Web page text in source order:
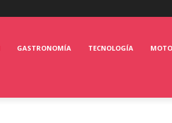
GASTRONOMÍA TECNOLOGÍA